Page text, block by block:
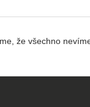
že všechno